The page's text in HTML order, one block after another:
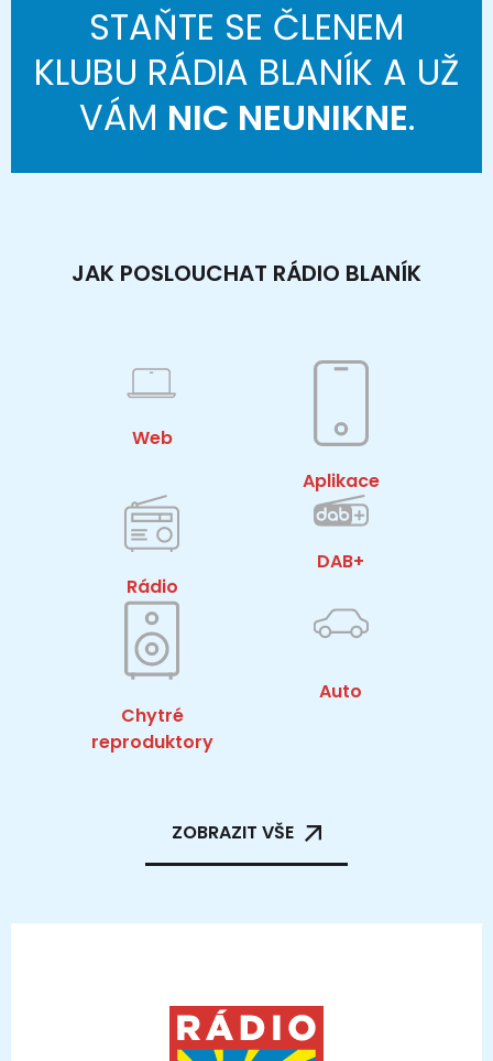
STAŇTE SE ČLENEM
KLUBU RÁDIA BLANÍK A UŽ
VÁM NIC NEUNIKNE.
JAK POSLOUCHAT RÁDIO BLANÍK
Web
Aplikace
Rádio
DAB+
Chytré
reproduktory
Auto
ZOBRAZIT VŠE